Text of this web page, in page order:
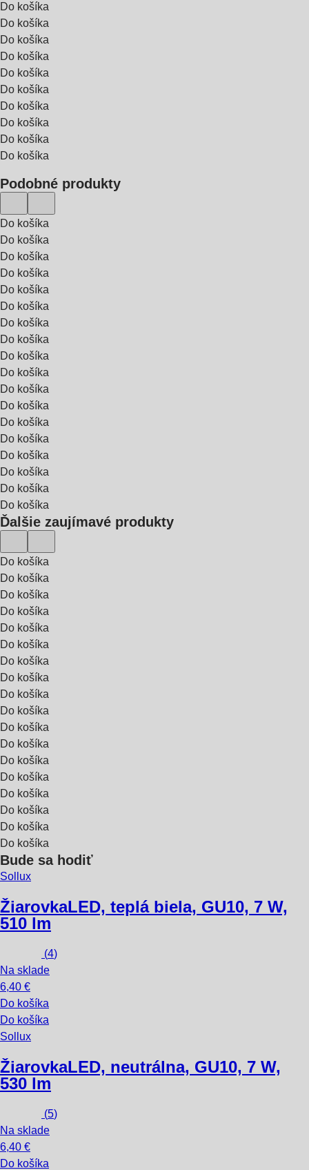
Do košíka
Do košíka
Do košíka
Do košíka
Do košíka
Do košíka
Do košíka
Do košíka
Do košíka
Do košíka
Podobné produkty
Do košíka
Do košíka
Do košíka
Do košíka
Do košíka
Do košíka
Do košíka
Do košíka
Do košíka
Do košíka
Do košíka
Do košíka
Do košíka
Do košíka
Do košíka
Do košíka
Do košíka
Do košíka
Ďalšie zaujímavé produkty
Do košíka
Do košíka
Do košíka
Do košíka
Do košíka
Do košíka
Do košíka
Do košíka
Do košíka
Do košíka
Do košíka
Do košíka
Do košíka
Do košíka
Do košíka
Do košíka
Do košíka
Do košíka
Bude sa hodiť
Sollux
ŽiarovkaLED, teplá biela, GU10, 7 W,
510 lm
(4)
Na sklade
6,40 €
Do košíka
Do košíka
Sollux
ŽiarovkaLED, neutrálna, GU10, 7 W,
530 lm
(5)
Na sklade
6,40 €
Do košíka